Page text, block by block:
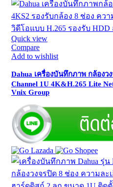
Quick view
Compare
Add to wishlist
Dahua เครื่องบันทึกภาพ กล้องว
Channel 1U 4K&H.265 Lite
Vnix Group